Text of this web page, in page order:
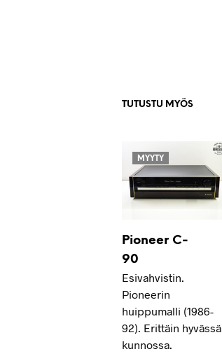
TUTUSTU MYÖS
MYYTY
Pioneer C-
90
Esivahvistin.
Pioneerin
huippumalli (1986-
92). Erittäin hyvässä
kunnossa.